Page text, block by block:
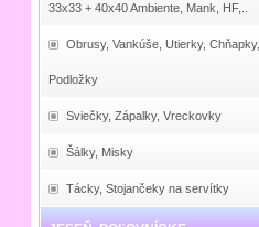
33x33 + 40x40 Ambiente, Mank, HF,..
Obrusy, Vankúše, Utierky, Chňapky,
Podložky
Sviečky, Zápalky, Vreckovky
Šálky, Misky
Tácky, Stojančeky na servítky